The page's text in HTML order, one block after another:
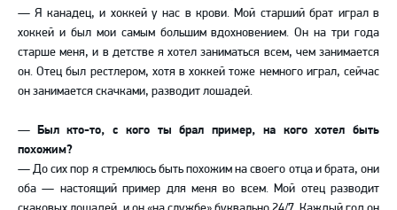
—Я канадец, и хоккей у нас в крови. Мой старший брат играл в
хоккей и был мои самым большим вдохновением. Он на три года
старше меня, и в детстве я хотел заниматься всем, чем занимается
он. Отец был рестлером, хотя в хоккей тоже немного играл, сейчас
он занимается скачками, разводит лошадей.
— Был кто-то, с кого ты брал пример, на кого хотел быть
похожим?
—До сих пор я стремлюсь быть похожим на своего отца и брата, они
оба— настоящий пример для меня во всем. Мой отец разводит